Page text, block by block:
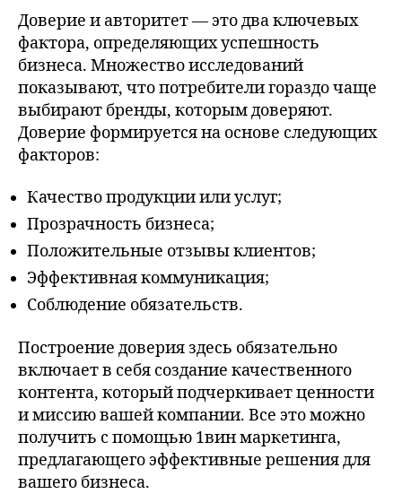
Доверие и авторитет — это два ключевых
фактора, определяющих успешность
бизнеса. Множество исследований
показывают, что потребители гораздо чаще
выбирают бренды, которым доверяют.
Доверие формируется на основе следующих
факторов:
Качество продукции или услуг;
Прозрачность бизнеса;
Положительные отзывы клиентов;
Эффективная коммуникация;
Соблюдение обязательств.
Построение доверия здесь обязательно
включает в себя создание качественного
контента, который подчеркивает ценности
и миссию вашей компании. Все это можно
получить с помощью 1вин маркетинга,
предлагающего эффективные решения для
вашего бизнеса.